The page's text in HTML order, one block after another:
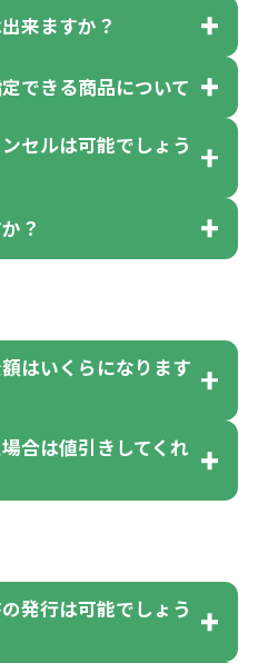
個単位でのご注文とな
数が100個の場合
でしたら、何個でも
混ぜ」のラベルがつい
、色指定不可となって
ど名入れ印刷をされる
来ますか？
商品もございますが商
色・柄 取り混ぜ」のラ
像に「〇色取混ぜ」な
ずつ入って参ります。
い場合は数個単位で前
商品に付きましては商
の所で色が選べるよう
す。
できる商品について
色」のラベルが付いて
」を300個注文した場
」は10個単位でしたら
るので、ピンクを100
個、イエローを110
セルは可能でしょう
のキャンセルは、制作
、十分にご確認・ご検
？
さい。
場合は承っております
は不良品（破損、故
ジナルの内容が異な
はいくらになります
場合の代金の計算方法
です。
合＞
商品代）+名入れ費用
合は値引きしてくれ
すが、お見積もりさせ
す。
ートから個別でお問い
発行は可能でしょう